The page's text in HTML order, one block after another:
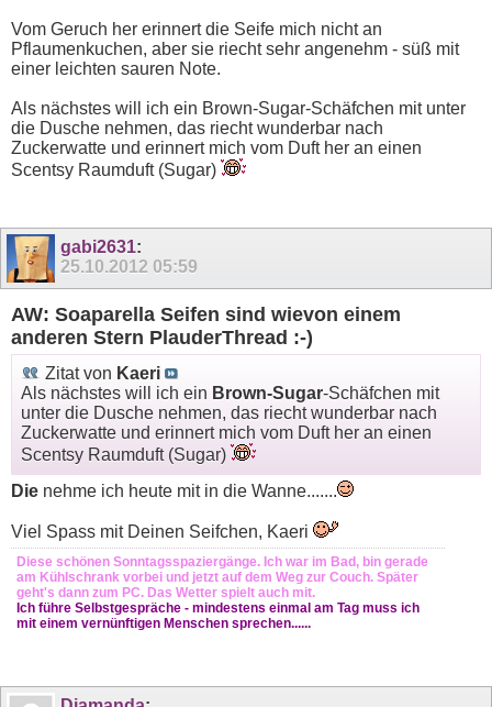
Vom Geruch her erinnert die Seife mich nicht an
Pflaumenkuchen, aber sie riecht sehr angenehm - süß mit
einer leichten sauren Note.
Als nächstes will ich ein Brown-Sugar-Schäfchen mit unter
die Dusche nehmen, das riecht wunderbar nach
Zuckerwatte und erinnert mich vom Duft her an einen
Scentsy Raumduft (Sugar)
gabi2631:
25.10.2012 05:59
AW: Soaparella Seifen sind wievon einem
anderen Stern PlauderThread :-)
Zitat von Kaeri
Als nächstes will ich ein Brown-Sugar-Schäfchen mit
unter die Dusche nehmen, das riecht wunderbar nach
Zuckerwatte und erinnert mich vom Duft her an einen
Scentsy Raumduft (Sugar)
Die nehme ich heute mit in die Wanne.......
Viel Spass mit Deinen Seifchen, Kaeri
Diese schönen Sonntagsspaziergänge. Ich war im Bad, bin gerade
am Kühlschrank vorbei und jetzt auf dem Weg zur Couch. Später
geht's dann zum PC. Das Wetter spielt auch mit.
Ich führe Selbstgespräche - mindestens einmal am Tag muss ich
mit einem vernünftigen Menschen sprechen......